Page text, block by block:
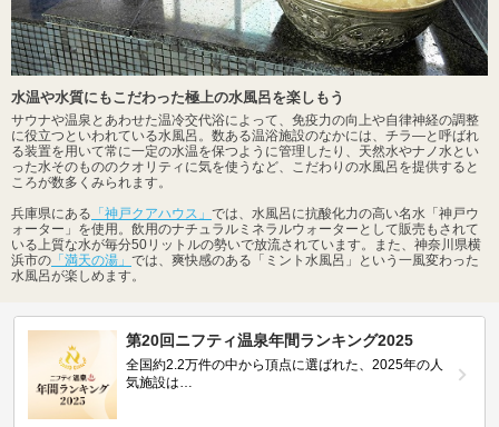
水温や水質にもこだわった極上の水風呂を楽しもう
サウナや温泉とあわせた温冷交代浴によって、免疫力の向上や自律神経の調整
に役立つといわれている水風呂。数ある温浴施設のなかには、チラ―と呼ばれ
る装置を用いて常に一定の水温を保つように管理したり、天然水やナノ水とい
った水そのもののクオリティに気を使うなど、こだわりの水風呂を提供すると
ころが数多くみられます。
兵庫県にある 「神戸クアハウス」 では、水風呂に抗酸化力の高い名水「神戸ウ
ォーター」を使用。飲用のナチュラルミネラルウォーターとして販売もされて
いる上質な水が毎分50リットルの勢いで放流されています。また、神奈川県横
浜市の 「満天の湯」 では、爽快感のある「ミント水風呂」という一風変わった
水風呂が楽しめます。
第20回ニフティ温泉年間ランキング2025
全国約2.2万件の中から頂点に選ばれた、2025年の人
気施設は…